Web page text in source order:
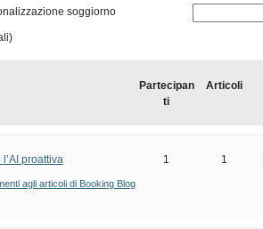
soggiorno
Partecipan
ti
Articoli
proattiva
agli articoli di Booking Blog
1 1